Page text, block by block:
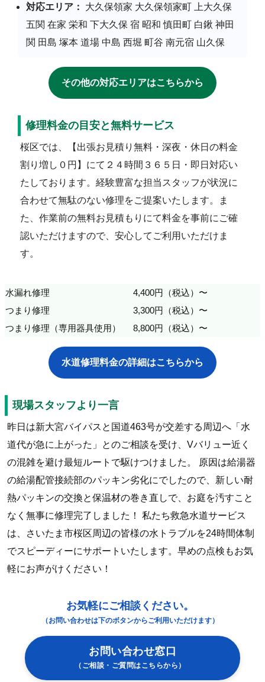
対応エリア：
大久保領家 大久保領家町 上大久保
五関 在家 栄和 下大久保 宿 昭和 慎田町 白鍬 神田
関 田島 塚本 道場 中島 西堀 町谷 南元宿 山久保
その他の対応エリアはこちらから
修理料金の目安と無料サービス
桜区では、【出張お見積り無料・深夜・休日の料金
割り増し０円】にて２４時間３６５日・即日対応い
たしております。経験豊富な担当スタッフが状況に
合わせて無駄のない修理をご提案いたします。ま
た、作業前の無料お見積もりにて料金を事前にご確
認いただけますので、安心してご利用いただけま
す。
水漏れ修理
4,400円（税込）〜
つまり修理
3,300円（税込）〜
つまり修理（専用器具使用）
8,800円（税込）〜
水道修理料金の詳細はこちらから
現場スタッフより一言
昨日は新大宮バイパスと国道463号が交差する周辺へ「水
道代が急に上がった」とのご相談を受け、Vバリュー近く
の混雑を避け最短ルートで駆けつけました。 原因は給湯器
の給湯配管接続部のパッキン劣化にでしたので、新しい耐
熱パッキンの交換と保温材の巻き直しで、お庭を汚すこと
なく無事に修理完了しました！ 私たち救急水道サービス
は、さいたま市桜区周辺の皆様の水トラブルを24時間体制
でスピーディーにサポートいたします。早めの点検もお気
軽にお声がけください！
お気軽にご相談ください。
（お問い合わせは下のボタンからご利用いただけます）
お問い合わせ窓口
（ご相談・ご質問はこちらから）